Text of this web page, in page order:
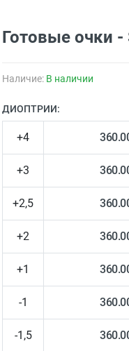
Готовые очки -
Наличие: В наличии
ДИОПТРИИ:
+4
+3
+2,5
+2
+1
-1
-1,5